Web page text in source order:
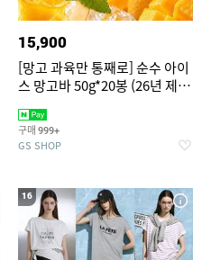
15,900
[망고 과육만 통째로] 순수 아이
스 망고바 50g*20봉 (26년 제
구매 999+
GS SHOP
16